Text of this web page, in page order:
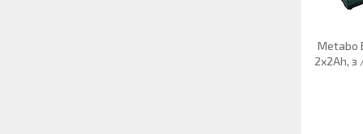
Metabo
2x2Ah, з